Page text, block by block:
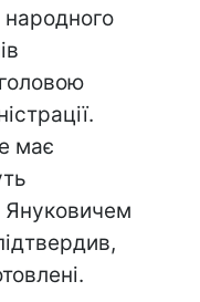
має
Януковичем